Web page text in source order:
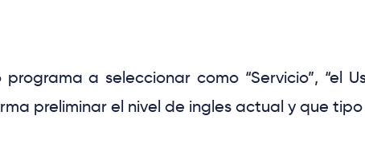
a seleccionar como “Servicio”, “el
preliminar el nivel de ingles actual y que